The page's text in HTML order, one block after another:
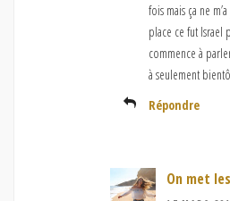
fois mais ça ne
place ce fut Israel
commence à
à seulement
Répondre
On met